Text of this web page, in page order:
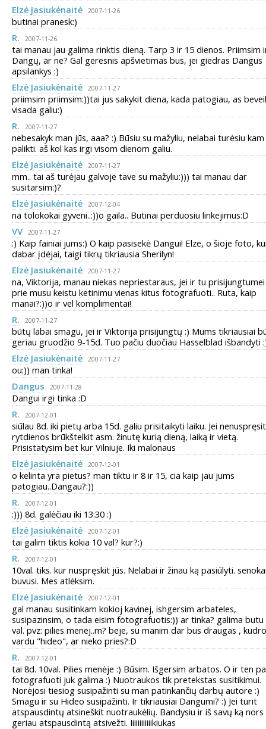
Elzė Jasiukėnaitė
2007-11-26
butinai pranesk:)
R.
2007-11-26
tai manau jau galima rinktis dieną. Tarp 3 ir 15 dienos. Priimsim
Dangų, ar ne? Gal geresnis apšvietimas bus, jei giedras Dangus
apsilankys :)
Elzė Jasiukėnaitė
2007-11-27
priimsim priimsim:))tai jus sakykit diena, kada patogiau, as
visada galiu:)
R.
2007-11-27
nebesakyk man jūs, aaa? :) Būsiu su mažyliu, nelabai turėsiu kam
palikti. aš kol kas irgi visom dienom galiu.
Elzė Jasiukėnaitė
2007-11-27
mm.. tai aš turėjau galvoje tave su mažyliu:))) tai manau dar
susitarsim:)?
Elzė Jasiukėnaitė
2007-12-04
na tolokokai gyveni..:))o gaila.. Butinai perduosiu linkejimus:D
VV
2007-11-27
:) Kaip fainiai jums:) O kaip pasisekė Dangui! Elze, o šioje foto,
dabar įdėjai, taigi tikrų tikriausia Sherilyn!
Elzė Jasiukėnaitė
2007-11-27
na, Viktorija, manau niekas nepriestaraus, jei ir tu prisijungtumei
prie musu keistu ketinimu vienas kitus fotografuoti.. Ruta, kaip
manai?:))o ir vel komplimentai!
R.
2007-11-27
būtų labai smagu, jei ir Viktorija prisijungtų :) Mums tikriausiai
geriau gruodžio 9-15d. Tuo pačiu duočiau Hasselblad išbandyti
Elzė Jasiukėnaitė
2007-11-27
ou:)) man tinka!
Dangus
2007-11-28
Dangui irgi tinka :D
R.
2007-12-01
siūlau 8d. iki pietų arba 15d. galiu prisitaikyti laiku. Jei
rytdienos brūkštelkit asm. žinutę kurią dieną, laiką ir vietą.
Prisistatysim bet kur Vilniuje. Iki malonaus
Elzė Jasiukėnaitė
2007-12-01
o kelinta yra pietus? man tiktu ir 8 ir 15, cia kaip jau jums
patogiau..Dangau?:))
R.
2007-12-01
:))) 8d. galėčiau iki 13:30 :)
Elzė Jasiukėnaitė
2007-12-01
tai galim tiktis kokia 10 val? kur?:)
R.
2007-12-01
10val. tiks. kur nuspręskit jūs. Nelabai ir žinau ką pasiūlyti.
buvusi. Mes atlėksim.
Elzė Jasiukėnaitė
2007-12-01
gal manau susitinkam kokioj kavinej, ishgersim arbateles,
susipazinsim, o tada eisim fotografuotis:)) ar tinka? galima butu
val. pvz: pilies menej..m? beje, su manim dar bus draugas ,
vardu "hideo", ar nieko pries?:D
R.
2007-12-01
tai 8d. 10val. Pilies menėje :) Būsim. Išgersim arbatos. O ir ten
fotografuoti juk galima :) Nuotraukos tik pretekstas susitikimui.
Norėjosi tiesiog susipažinti su man patinkančių darbų autore :)
Smagu ir su Hideo susipažinti. Ir tikriausiai Dangumi? :) Jei turit
atspausdintų atsineškit nuotraukėlių. Bandysiu ir iš savų ką nors
geriau atspausdintą atsivežti. Iiiiiiiiiiiikiukas